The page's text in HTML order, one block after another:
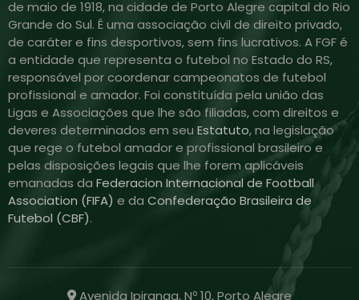
de maio de 1918, na cidade de Porto Alegre capital do Rio
Grande do Sul. É uma associação civil de direito privado,
de caráter e fins desportivos, sem fins lucrativos. A FGF é
a entidade que representa o futebol no Estado do RS,
responsável por coordenar campeonatos de futebol
profissional e amador. Foi constituída pela união das
Ligas e Associações que lhe são filiadas, com direitos e
deveres determinados em seu Estatuto, na legislação
que rege o futebol amador e profissional brasileiro e
pelas disposições legais que lhe forem aplicáveis
emanadas da Federacion Internacional de Football
Association (FIFA) e da Confederação Brasileira de
Futebol (CBF).
Avenida Ipiranga, Nº 10, Porto Alegre